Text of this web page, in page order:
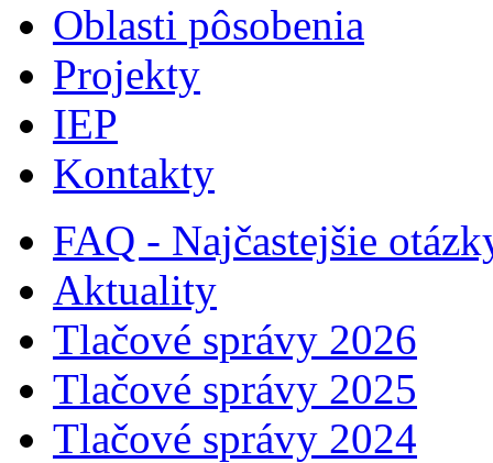
Oblasti pôsobenia
Projekty
IEP
Kontakty
FAQ - Najčastejšie
Aktuality
Tlačové správy 2026
Tlačové správy 2025
Tlačové správy 2024